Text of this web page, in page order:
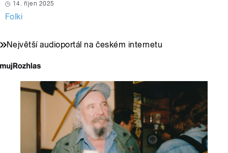
14. říjen 2025
Folki
Největší audioportál na českém internetu